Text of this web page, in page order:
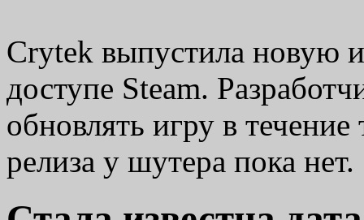
Crytek выпустила новую
доступе Steam.
обновлять игру в
релиза у шутера пока нет.